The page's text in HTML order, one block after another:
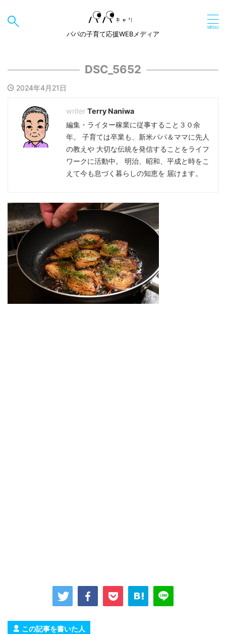
パパの子育て応援WEBメディア
DSC_5652
2024年4月21日
Terry Naniwa
編集・ライター稼業に従事すること３０余
年。 子育ては卒業も、新米パパ＆ママに先人
の教えや 大切な伝統を発信することをライフ
ワークに活動中。 明治、昭和、平成と時をこ
えて今も息づく暮らしの知恵を 届けます。
この記事を書いた人